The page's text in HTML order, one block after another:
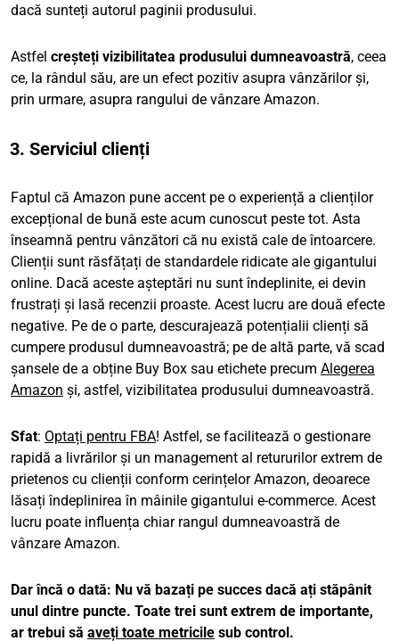
dacă sunteți autorul paginii produsului.
Astfel creșteți vizibilitatea produsului dumneavoastră, ceea
ce, la rândul său, are un efect pozitiv asupra vânzărilor și,
prin urmare, asupra rangului de vânzare Amazon.
3. Serviciul clienți
Faptul că Amazon pune accent pe o experiență a clienților
excepțional de bună este acum cunoscut peste tot. Asta
înseamnă pentru vânzători că nu există cale de întoarcere.
Clienții sunt răsfățați de standardele ridicate ale gigantului
online. Dacă aceste așteptări nu sunt îndeplinite, ei devin
frustrați și lasă recenzii proaste. Acest lucru are două efecte
negative. Pe de o parte, descurajează potențialii clienți să
cumpere produsul dumneavoastră; pe de altă parte, vă scad
șansele de a obține Buy Box sau etichete precum Alegerea
Amazon și, astfel, vizibilitatea produsului dumneavoastră.
Sfat: Optați pentru FBA! Astfel, se facilitează o gestionare
rapidă a livrărilor și un management al retururilor extrem de
prietenos cu clienții conform cerințelor Amazon, deoarece
lăsați îndeplinirea în mâinile gigantului e-commerce. Acest
lucru poate influența chiar rangul dumneavoastră de
vânzare Amazon.
Dar încă o dată: Nu vă bazați pe succes dacă ați stăpânit
unul dintre puncte. Toate trei sunt extrem de importante,
ar trebui să aveți toate metricile sub control.